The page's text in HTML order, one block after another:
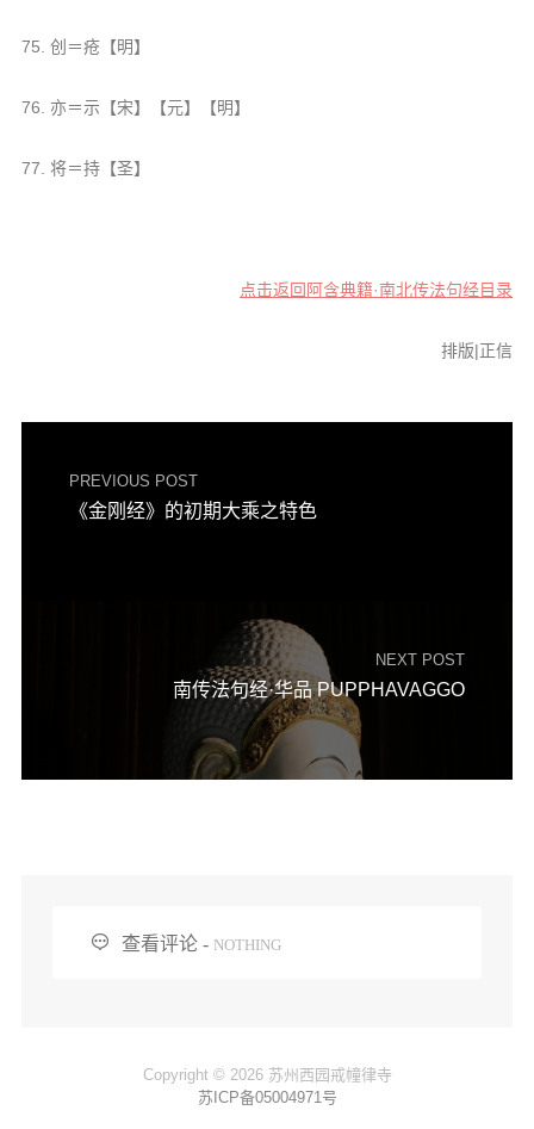
75. 创＝疮【明】
76. 亦＝示【宋】【元】【明】
77. 将＝持【圣】
点击返回阿含典籍·南北传法句经目录
排版|正信
PREVIOUS POST
《金刚经》的初期大乘之特色
NEXT POST
南传法句经·华品 PUPPHAVAGGO
 查看评论 - NOTHING
Copyright © 2026 苏州西园戒幢律寺
苏ICP备05004971号